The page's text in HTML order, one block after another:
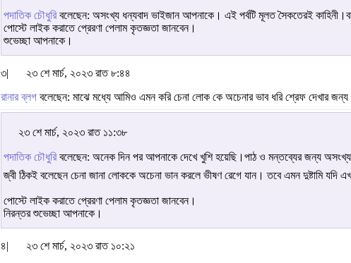
পদাতিক চৌধুরিবলেছেন: অসংখ্য ধন্যবাদ ভাইজান আপনাকে। এই পর্বটি মূলত সৈকতেরই
পোস্টে লাইক করাতে প্রেরণা পেলাম কৃতজ্ঞতা জানবেন।
শুভেচ্ছা আপনাকে।
৩| ২৩ শে মার্চ, ২০২৩ রাত ৮:৪৪
রানার ব্লগ বলেছেন: মাঝে মধ্যে আমিও এমন করি চেনা লোক কে অচেনার ভাব ধরি শ্রেফ দেখার
২৩ শে মার্চ, ২০২৩ রাত ১১:৩৮
পদাতিক চৌধুরিবলেছেন: অনেক দিন পর আপনাকে দেখে খুশি হয়েছি।পাঠ ও মন্তব্যের জন্য অসংখ্য
জ্বী ঠিকই বলেছেন চেনা জানা লোককে অচেনা ভান করলে ভীষণ রেগে যান। তবে এমন দুষ্টামি
পোস্টে লাইক করাতে প্রেরণা পেলাম কৃতজ্ঞতা জানবেন।
নিরন্তর শুভেচ্ছা আপনাকে।
৪| ২৩ শে মার্চ, ২০২৩ রাত ১০:২১